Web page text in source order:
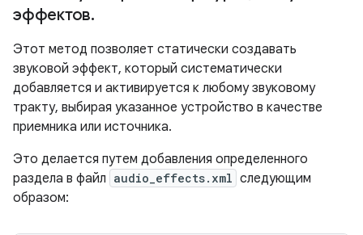
эффектов.
Этот метод позволяет статически создавать
звуковой эффект, который систематически
добавляется и активируется к любому звуковому
тракту, выбирая указанное устройство в качестве
приемника или источника.
Это делается путем добавления определенного
раздела в файл audio_effects.xml следующим
образом: